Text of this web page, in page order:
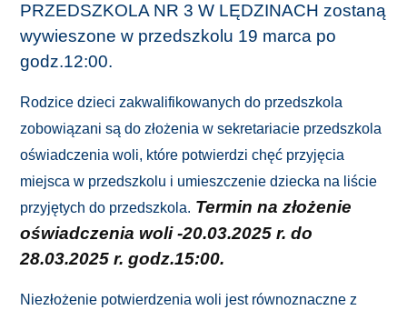
PRZEDSZKOLA NR 3 W LĘDZINACH zostaną
wywieszone w przedszkolu 19 marca po
godz.12:00.
Rodzice dzieci zakwalifikowanych do przedszkola
zobowiązani są do złożenia w sekretariacie przedszkola
oświadczenia woli, które potwierdzi chęć przyjęcia
miejsca w przedszkolu i umieszczenie dziecka na liście
przyjętych do przedszkola. Termin na złożenie
oświadczenia woli -20.03.2025 r. do
28.03.2025 r. godz.15:00.
Niezłożenie potwierdzenia woli jest równoznaczne z